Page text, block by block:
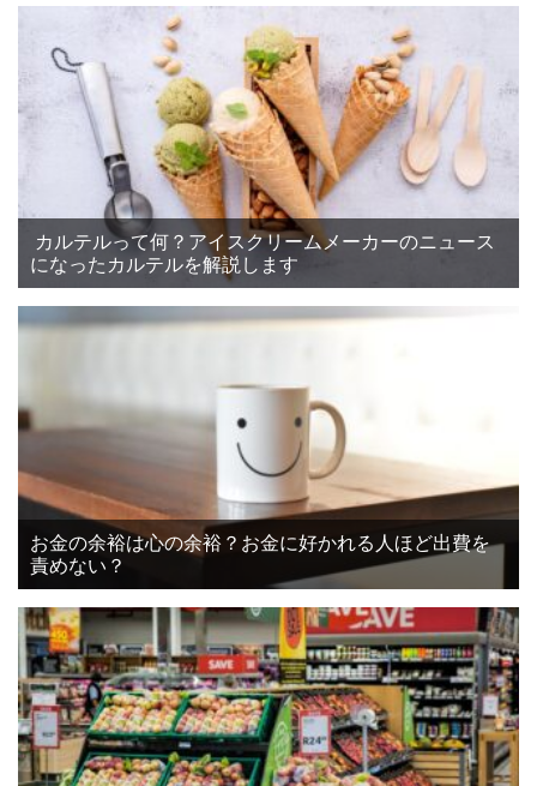
カルテルって何？アイスクリームメーカーのニュース
になったカルテルを解説します
お金の余裕は心の余裕？お金に好かれる人ほど出費を
責めない？